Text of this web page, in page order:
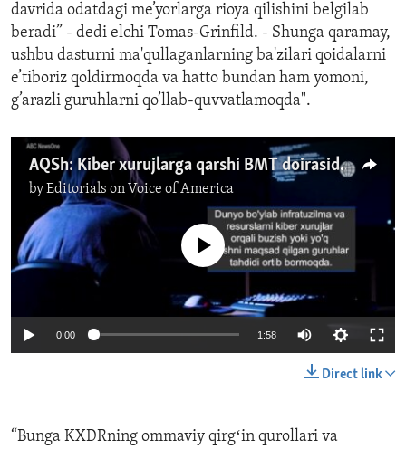
davrida odatdagi me’yorlarga rioya qilishini belgilab
beradi” - dedi elchi Tomas-Grinfild. - Shunga qaramay,
ushbu dasturni ma'qullaganlarning ba'zilari qoidalarni
e’tiboriz qoldirmoqda va hatto bundan ham yomoni,
g’arazli guruhlarni qo’llab-quvvatlamoqda".
AQSh: Kiber xurujlarga qarshi BMT doirasida hamkorlik qilamiz
byEditorials on Voice of America
No media source currently available
0:00 1:58
Direct link
“Bunga KXDRning ommaviy qirgʻin qurollari va